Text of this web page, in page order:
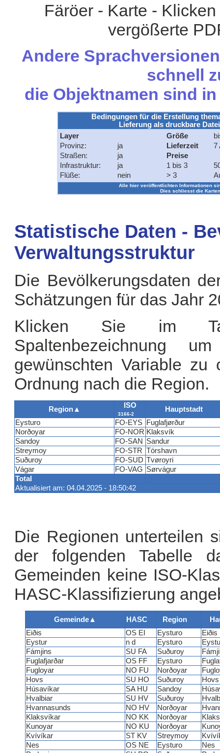
Färöer - Karte -
vergößerte
Andere
schnell
die Objektnamen sind
Bedingungen für die Erstellung
Lieferung als druckbare
Layer
Provinz:
ja
Straßen:
ja
Infrastruktur:
ja
Flüße:
nein
Größe
Lieferzeit
7
Preise
1 bis 3
> 3
Alle hier veröffentlichten Informationen
Dies schliesst die
Statistische Daten -
Verwaltungsstruktur
Die Bevölkerungsdaten
Schätzungen für das Jahr
Klicken Sie im
Spaltenbezeichnung
gewünschten Variable zu
Ordnung nach die Region.
Region▲ ISO
3166-2
Hauptstadt
Total
Aktualisiert am: 04.04.2025 - 18:50:42
Eysturo FO-EYS
Fuglafjørður
Norðoyar
FO-NOR Klaksvík
Sandoy
FO-SAN
Sandur
Streymoy
FO-STR Tórshavn
Suðuroy
FO-SUD Tvøroyri
Vágar
FO-VAG Sørvágur
Die Regionen unterteilen
der folgenden Tabelle
Gemeinden keine ISO-
HASC-Klassifizierung
Gemeinde▲ HASC Region
Eiðis
OS EI Eysturo
Eiðis
Eystur
n d Eysturo
Fámjins
SU FA Suðuroy
Fuglafjarðar
OS FF Eysturo
Fugloyar
NO FU Norðoyar
Hovs
SU HO Suðuroy
Hovs
Húsavíkar
SA HU Sandoy
Hvalbiar
SU HV Suðuroy
Hvannasunds
NO HV Norðoyar
Klaksvíkar
NO KK Norðoyar
Kunoyar
NO KU Norðoyar
Kvívíkar
ST KV Streymoy
Nes
OS NE Eysturo
Nes